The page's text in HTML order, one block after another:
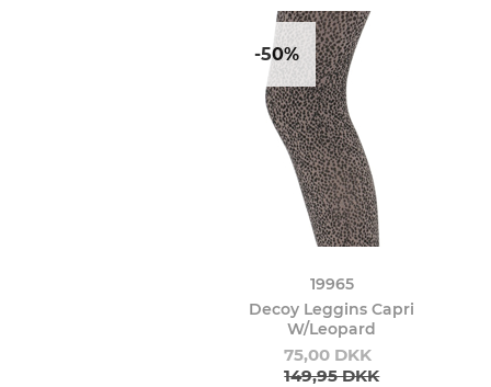
-50%
19965
Decoy Leggins Capri
W/Leopard
75,00 DKK
149,95 DKK